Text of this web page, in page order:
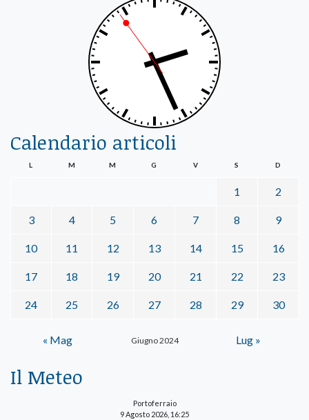
Calendario articoli
Giugno 2024
L M M G V S D
1 2
3 4 5 6 7 8 9
10 11 12 13 14 15 16
17 18 19 20 21 22 23
24 25 26 27 28 29 30
« Mag Lug »
Il Meteo
Portoferraio
9 Agosto 2026, 16:25